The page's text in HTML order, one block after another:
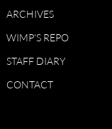
ARCHIVES
WIMP'S REPO
STAFF DIARY
CONTACT